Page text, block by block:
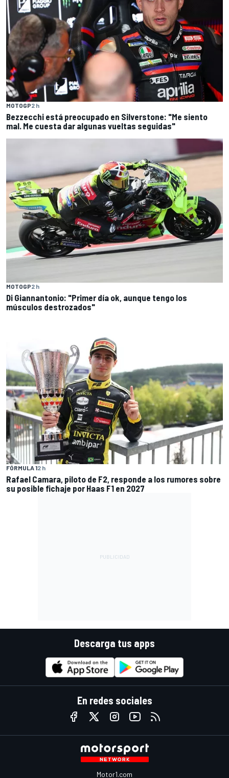
MOTOGP2 h
Bezzecchi está preocupado en Silverstone: "Me siento
mal. Me cuesta dar algunas vueltas seguidas"
MOTOGP2 h
Di Giannantonio: "Primer día ok, aunque tengo los
músculos destrozados"
FÓRMULA 12 h
Rafael Camara, piloto de F2, responde a los rumores sobre
su posible fichaje por Haas F1 en 2027
Descarga tus apps
En redes sociales
Motor1.com